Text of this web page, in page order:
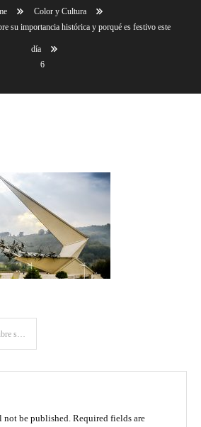
Color y Cultura
su importancia histórica y porqué es festivo este
día
6
este día
not be published. Required fields are